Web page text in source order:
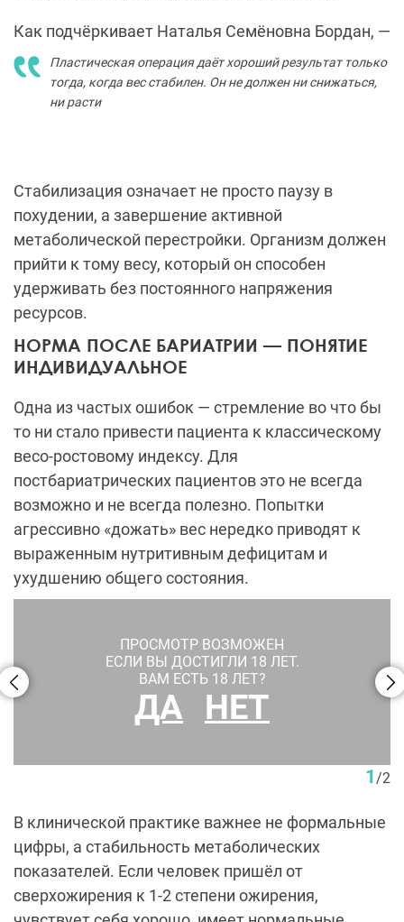
Как подчёркивает Наталья Семёновна Бордан, —
Пластическая операция даёт хороший результат только
тогда, когда вес стабилен. Он не должен ни снижаться,
ни расти
Стабилизация означает не просто паузу в
похудении, а завершение активной
метаболической перестройки. Организм должен
прийти к тому весу, который он способен
удерживать без постоянного напряжения
ресурсов.
НОРМА ПОСЛЕ БАРИАТРИИ — ПОНЯТИЕ
ИНДИВИДУАЛЬНОЕ
Одна из частых ошибок — стремление во что бы
то ни стало привести пациента к классическому
весо-ростовому индексу. Для
постбариатрических пациентов это не всегда
возможно и не всегда полезно. Попытки
агрессивно «дожать» вес нередко приводят к
выраженным нутритивным дефицитам и
ухудшению общего состояния.
ПРОСМОТР ВОЗМОЖЕН
ЕСЛИ ВЫ ДОСТИГЛИ 18 ЛЕТ.
ВАМ ЕСТЬ 18 ЛЕТ?
ДА НЕТ
1 /2
В клинической практике важнее не формальные
цифры, а стабильность метаболических
показателей. Если человек пришёл от
сверхожирения к 1-2 степени ожирения,